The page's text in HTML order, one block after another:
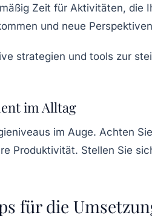
Zeit für Aktivitäten, die
und neue
im Alltag
im Auge. Achten
Produktivität. Stellen Sie
für die